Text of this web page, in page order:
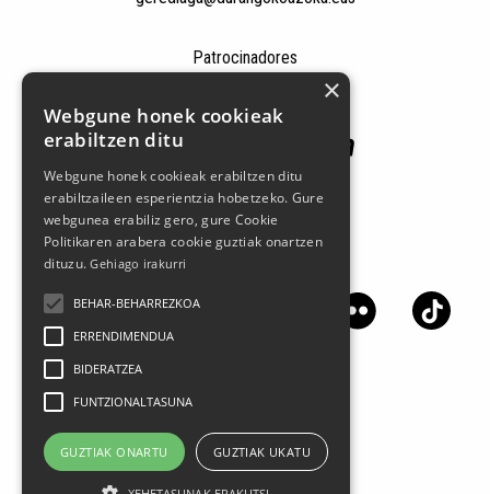
Patrocinadores
Síguenos en las redes sociales
×
Webgune honek cookieak
erabiltzen ditu
Webgune honek cookieak erabiltzen ditu
erabiltzaileen esperientzia hobetzeko. Gure
webgunea erabiliz gero, gure Cookie
Politikaren arabera cookie guztiak onartzen
dituzu.Gehiago irakurri
BEHAR-BEHARREZKOA
ERRENDIMENDUA
BIDERATZEA
FUNTZIONALTASUNA
GUZTIAK ONARTU GUZTIAK UKATU